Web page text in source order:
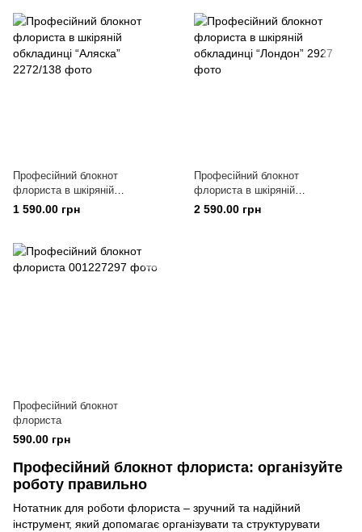
Професійний блокнот
флориста в шкіряній
обкладинці “Аляска”
1 590.00 грн
Професійний блокнот
флориста в шкіряній
обкладинці “Лондон”
2 590.00 грн
Професійний блокнот
флориста
590.00 грн
Професійний блокнот флориста: організуйте
роботу правильно
Нотатник для роботи флориста – зручний та надійний
інструмент, який допомагає організувати та структурувати